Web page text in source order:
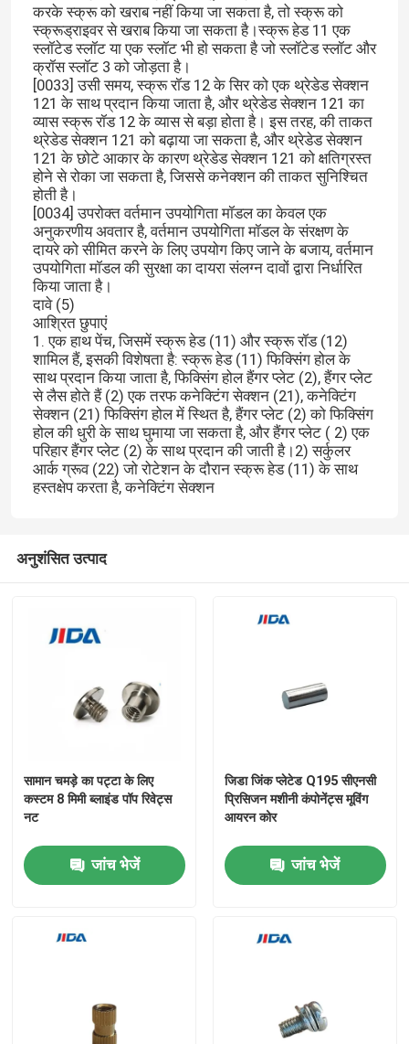
करके स्क्रू को खराब नहीं किया जा सकता है, तो स्क्रू को
स्क्रूड्राइवर से खराब किया जा सकता है।स्क्रू हेड 11 एक
स्लॉटेड स्लॉट या एक स्लॉट भी हो सकता है जो स्लॉटेड स्लॉट और
क्रॉस स्लॉट 3 को जोड़ता है।
[0033] उसी समय, स्क्रू रॉड 12 के सिर को एक थ्रेडेड सेक्शन
121 के साथ प्रदान किया जाता है, और थ्रेडेड सेक्शन 121 का
व्यास स्क्रू रॉड 12 के व्यास से बड़ा होता है। इस तरह, की ताकत
थ्रेडेड सेक्शन 121 को बढ़ाया जा सकता है, और थ्रेडेड सेक्शन
121 के छोटे आकार के कारण थ्रेडेड सेक्शन 121 को क्षतिग्रस्त
होने से रोका जा सकता है, जिससे कनेक्शन की ताकत सुनिश्चित
होती है।
[0034] उपरोक्त वर्तमान उपयोगिता मॉडल का केवल एक
अनुकरणीय अवतार है, वर्तमान उपयोगिता मॉडल के संरक्षण के
दायरे को सीमित करने के लिए उपयोग किए जाने के बजाय, वर्तमान
उपयोगिता मॉडल की सुरक्षा का दायरा संलग्न दावों द्वारा निर्धारित
किया जाता है।
दावे (5)
आश्रित छुपाएं
1. एक हाथ पेंच, जिसमें स्क्रू हेड (11) और स्क्रू रॉड (12)
शामिल हैं, इसकी विशेषता है: स्क्रू हेड (11) फिक्सिंग होल के
साथ प्रदान किया जाता है, फिक्सिंग होल हैंगर प्लेट (2), हैंगर प्लेट
से लैस होते हैं (2) एक तरफ कनेक्टिंग सेक्शन (21), कनेक्टिंग
सेक्शन (21) फिक्सिंग होल में स्थित है, हैंगर प्लेट (2) को फिक्सिंग
होल की धुरी के साथ घुमाया जा सकता है, और हैंगर प्लेट ( 2) एक
परिहार हैंगर प्लेट (2) के साथ प्रदान की जाती है।2) सर्कुलर
आर्क ग्रूव (22) जो रोटेशन के दौरान स्क्रू हेड (11) के साथ
हस्तक्षेप करता है, कनेक्टिंग सेक्शन
अनुशंसित उत्पाद
सामान चमड़े का पट्टा के लिए
कस्टम 8 मिमी ब्लाइंड पॉप रिवेट्स
नट
जांच भेजें
जिडा जिंक प्लेटेड Q195 सीएनसी
प्रिसिजन मशीनी कंपोनेंट्स मूविंग
आयरन कोर
जांच भेजें